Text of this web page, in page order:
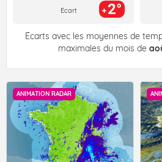
Ecart 2°
Écarts avec les moyennes de
maximales du mois de
ANIMATION RADAR